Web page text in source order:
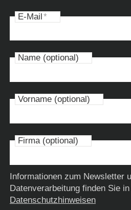
E-Mail*
Name (optional)
Vorname (optional)
Firma (optional)
Informationen zum Newsletter
Datenverarbeitung finden Sie
Datenschutzhinweisen